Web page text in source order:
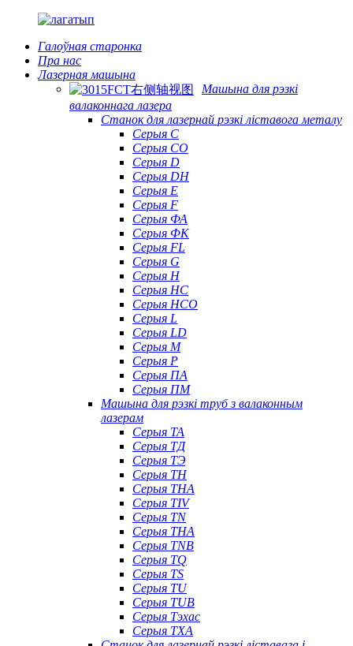
Галоўная старонка
Пра нас
Лазерная машына
Машына для рэзкі
валаконнага лазера
Станок для лазернай рэзкі ліставога металу
Серыя С
Серыя CO
Серыя D
Серыя DH
Серыя Е
Серыя F
Серыя ФА
Серыя ФК
Серыя FL
Серыя G
Серыя H
Серыя HC
Серыя HCO
Серыя L
Серыя LD
Серыя М
Серыя P
Серыя ПА
Серыя ПМ
Машына для рэзкі труб з валаконным
лазерам
Серыя ТА
Серыя ТД
Серыя ТЭ
Серыя TH
Серыя THA
Серыя TIV
Серыя TN
Серыя ТНА
Серыя TNB
Серыя TQ
Серыя TS
Серыя TU
Серыя TUB
Серыя Тэхас
Серыя TXA